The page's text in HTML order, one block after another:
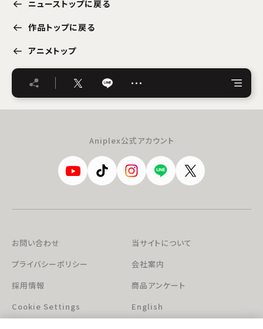
ニューストップに戻る
作品トップに戻る
アニメトップ
…
Aniplex公式アカウント
お問い合わせ
当サイトについて
プライバシーポリシー
会社案内
採用情報
商品アンケート
Cookie Settings
English